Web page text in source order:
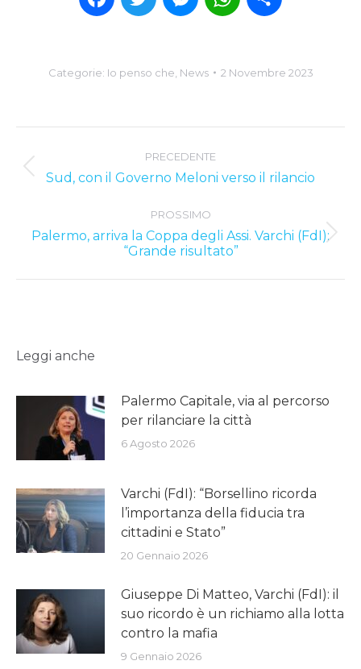
Categorie: Io penso che News 2 Novembre 2023
navigation
PRECEDENTE
Previous
Sud, con il Governo Meloni verso il rilancio
PROSSIMO
Next
post:
Palermo, arriva la Coppa degli Assi. Varchi (FdI):
“Grande risultato”
Leggi anche
Palermo Capitale, via al percorso
per rilanciare la città
6 Agosto 2026
Varchi (FdI): “Borsellino ricorda
l’importanza della fiducia tra
cittadini e Stato”
20 Gennaio 2026
Giuseppe Di Matteo, Varchi (FdI): il
suo ricordo è un richiamo alla lotta
contro la mafia
9 Gennaio 2026